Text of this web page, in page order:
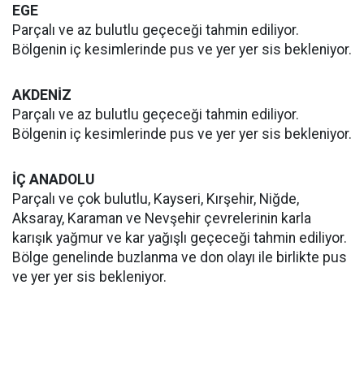
EGE
Parçalı ve az bulutlu geçeceği tahmin ediliyor.
Bölgenin iç kesimlerinde pus ve yer yer sis bekleniyor.
AKDENİZ
Parçalı ve az bulutlu geçeceği tahmin ediliyor.
Bölgenin iç kesimlerinde pus ve yer yer sis bekleniyor.
İÇ ANADOLU
Parçalı ve çok bulutlu, Kayseri, Kırşehir, Niğde,
Aksaray, Karaman ve Nevşehir çevrelerinin karla
karışık yağmur ve kar yağışlı geçeceği tahmin ediliyor.
Bölge genelinde buzlanma ve don olayı ile birlikte pus
ve yer yer sis bekleniyor.